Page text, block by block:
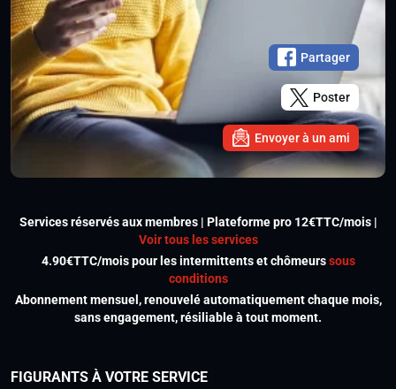
Partager
Poster
Envoyer à un ami
Services réservés aux membres | Plateforme pro 12€TTC/mois |
Voir tous les services
4.90€TTC/mois pour les intermittents et chômeurssous
conditions
Abonnement mensuel, renouvelé automatiquement chaque mois,
sans engagement, résiliable à tout moment.
FIGURANTS À VOTRE SERVICE